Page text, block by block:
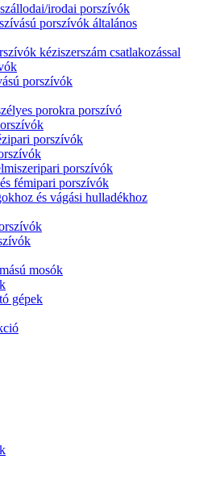
irodai porszívók
porszívók általános
kéziszerszám csatlakozással
porszívók
porokra porszívó
porszívók
porszívók
fémipari porszívók
és vágási hulladékhoz
mosók
gépek